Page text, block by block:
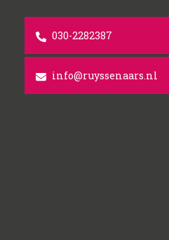
030-2282387
info@ruyssenaars.nl